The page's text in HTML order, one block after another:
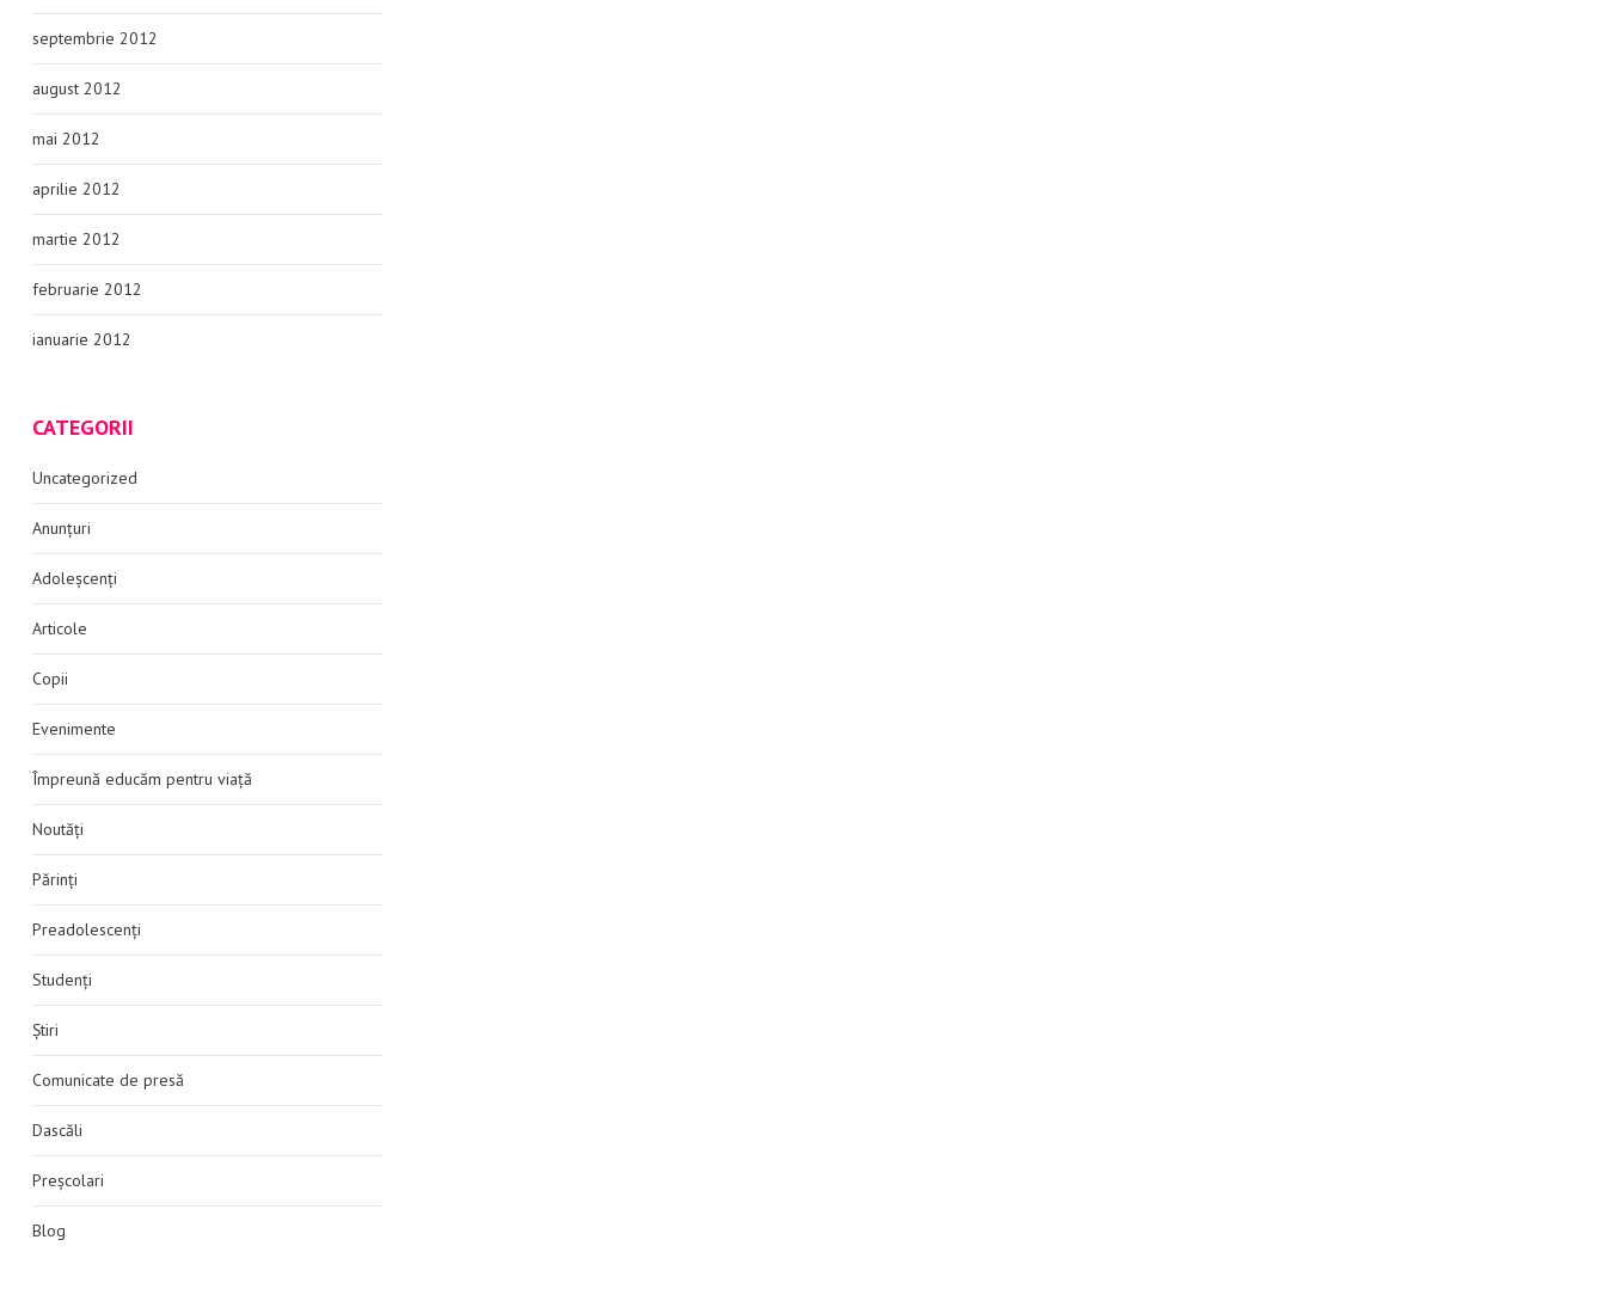
septembrie 2012
august 2012
mai 2012
aprilie 2012
martie 2012
februarie 2012
ianuarie 2012
CATEGORII
Uncategorized
Anunțuri
Adoleșcenți
Articole
Copii
Evenimente
Împreună educăm pentru viață
Noutăți
Părinți
Preadolescenți
Studenți
Știri
Comunicate de presă
Dascăli
Preșcolari
Blog